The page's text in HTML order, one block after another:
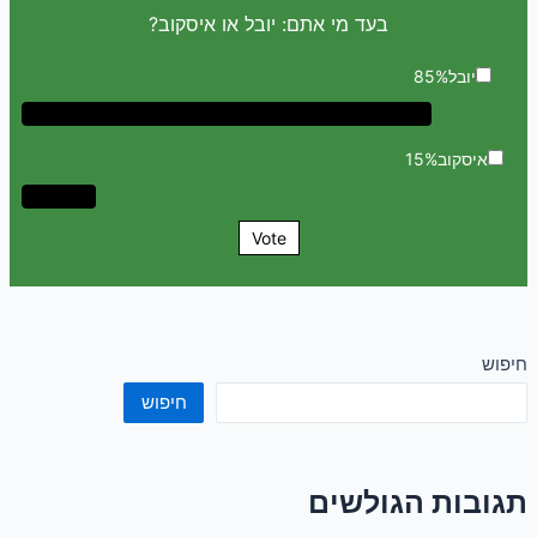
בעד מי אתם: יובל או איסקוב?
יובל85%
איסקוב15%
Vote
חיפוש
חיפוש
תגובות הגולשים